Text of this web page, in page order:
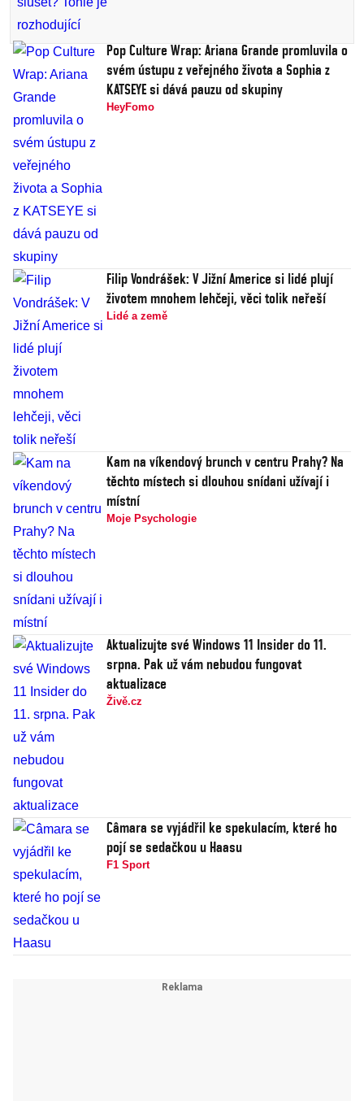
Pop Culture Wrap: Ariana Grande promluvila o
svém ústupu z veřejného života a Sophia z
KATSEYE si dává pauzu od skupiny
HeyFomo
Filip Vondrášek: V Jižní Americe si lidé plují
životem mnohem lehčeji, věci tolik neřeší
Lidé a země
Kam na víkendový brunch v centru Prahy? Na
těchto místech si dlouhou snídani užívají i
místní
Moje Psychologie
Aktualizujte své Windows 11 Insider do 11.
srpna. Pak už vám nebudou fungovat
aktualizace
Živě.cz
Câmara se vyjádřil ke spekulacím, které ho
pojí se sedačkou u Haasu
F1 Sport